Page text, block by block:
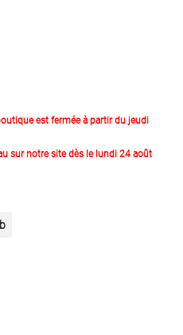
est fermée à partir du jeudi
sur notre site dès le lundi 24 août